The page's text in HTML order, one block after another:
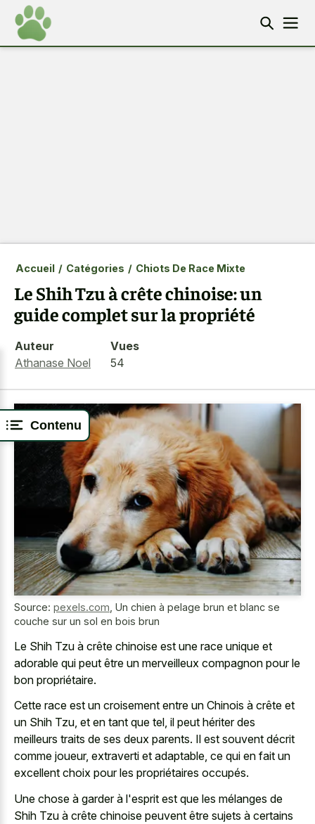
Contenu
Accueil / Catégories / Chiots De Race Mixte
Le Shih Tzu à crête chinoise: un
guide complet sur la propriété
Auteur
Athanase Noel
Vues
54
Source: pexels.com Un chien à pelage brun et blanc se
couche sur un sol en bois brun
Le Shih Tzu à crête chinoise est une race unique et
adorable qui peut être un merveilleux compagnon pour le
bon propriétaire.
Cette race est un croisement entre un Chinois à crête et
un Shih Tzu, et en tant que tel, il peut hériter des
meilleurs traits de ses deux parents. Il est souvent décrit
comme joueur, extraverti et adaptable, ce qui en fait un
excellent choix pour les propriétaires occupés.
Une chose à garder à l'esprit est que les mélanges de
Shih Tzu à crête chinoise peuvent être sujets à certains